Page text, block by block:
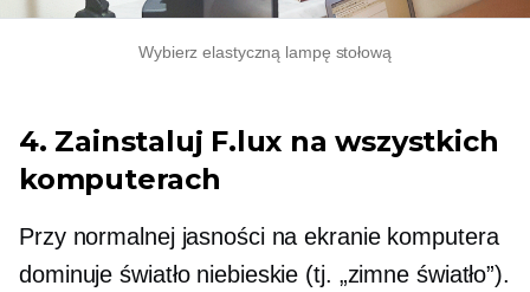
Wybierz elastyczną lampę stołową
4. Zainstaluj F.lux na wszystkich
komputerach
Przy normalnej jasności na ekranie komputera
dominuje światło niebieskie (tj. „zimne światło”).